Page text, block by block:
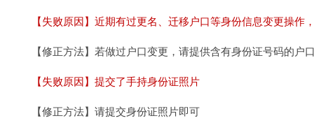
【失败原因】近期有过更名、迁移户口等身份信息变更操作
【修正方法】若做过户口变更，请提供含有身份证号码的户
【失败原因】提交了手持身份证照片
【修正方法】请提交身份证照片即可